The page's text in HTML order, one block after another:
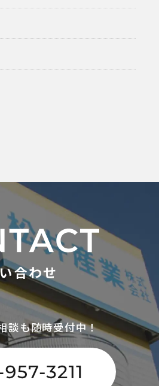
合わせ
談も随時受付中！